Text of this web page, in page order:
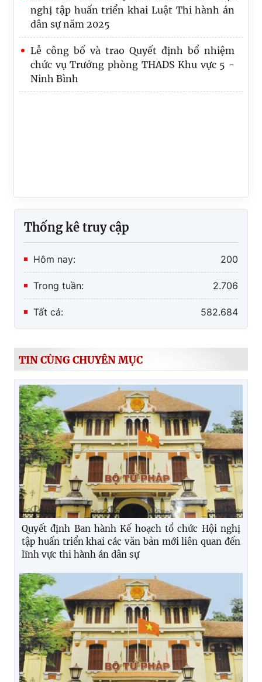
Lãnh đạo Cục Quản lý Thi hành án dân sự và
Trưởng, Phó Ban
Công bố Quyết định công tác cán bộ tại Cục
Quản lý Thi hành án dân sự, Bộ Tư pháp
Thi hành án dân sự tỉnh Phú Thọ nâng cao
năng lực chuyển đổi số, đáp ứng yêu cầu cải
Ninh Bình
Thống kê truy cập
Hôm nay: 200
Trong tuần: 2.706
Tất cả: 582.684
TIN CÙNG CHUYÊN MỤC
Quyết định Ban hành Kế hoạch tổ chức Hội nghị
tập huấn triển khai các văn bản mới liên quan đến
lĩnh vực thi hành án dân sự